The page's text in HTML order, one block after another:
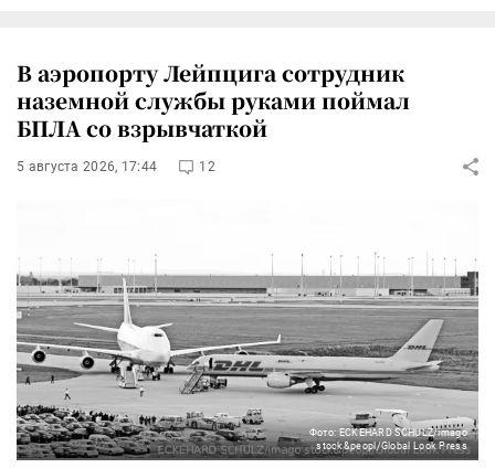
В аэропорту Лейпцига сотрудник
наземной службы руками поймал
БПЛА со взрывчаткой
5 августа 2026, 17:44 12
Фото: ECKEHARD SCHULZ/imago
stock&peopl/Global Look Press